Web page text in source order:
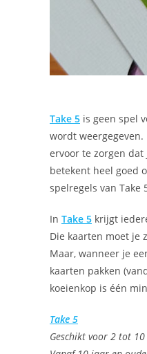
Take 5 is geen spel
wordt weergegeven.
ervoor te zorgen
betekent heel goed
spelregels van Take
In Take 5 krijgt
Die kaarten moet je
Maar, wanneer je
kaarten pakken
koeienkop is één
Take 5
Geschikt voor 2 tot